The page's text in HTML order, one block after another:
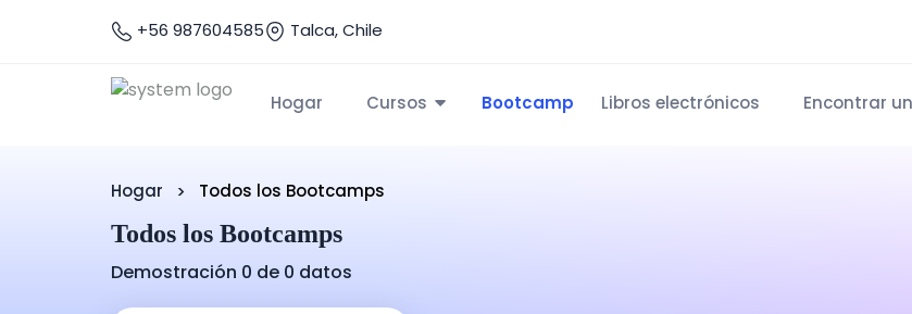
+56 987604585 Talca, Chile
Hogar Cursos Bootcamp Libros electrónicos Encontrar
Hogar Todos los Bootcamps
Todos los Bootcamps
Demostración 0 de 0 datos